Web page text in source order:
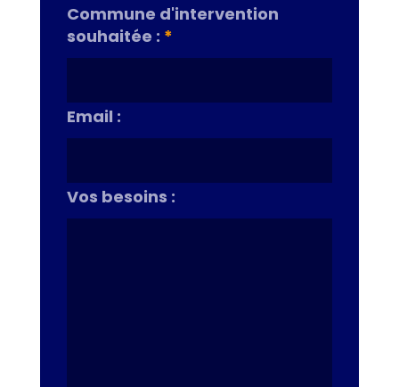
Commune d'intervention
souhaitée : *
Email :
Vos besoins :